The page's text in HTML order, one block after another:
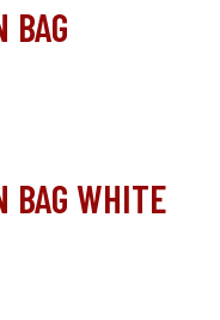
BAG
BAG WHITE